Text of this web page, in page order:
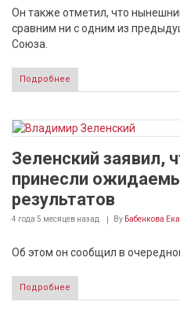
Он также отметил, что
сравним ни с одним из
Союза.
Подробнее
Зеленский заявил,
принесли
результатов
4 года 5 месяцев назад By Бабенкова
Об этом он сообщил в
Подробнее